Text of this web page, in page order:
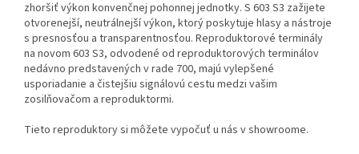
zhoršiť výkon konvenčnej pohonnej jednotky. S 603 S3 zažijete
otvorenejší, neutrálnejší výkon, ktorý poskytuje hlasy a nástroje
s presnosťou a transparentnosťou. Reproduktorové terminály
na novom 603 S3, odvodené od reproduktorových terminálov
nedávno predstavených v rade 700, majú vylepšené
usporiadanie a čistejšiu signálovú cestu medzi vašim
zosilňovačom a reproduktormi.
Tieto reproduktory si môžete vypočuť u nás v showroome.